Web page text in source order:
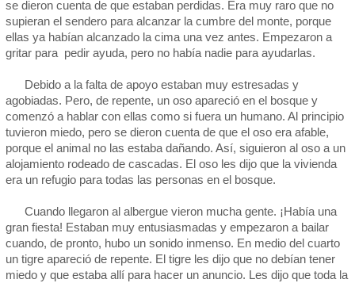
se dieron cuenta de que estaban perdidas. Era muy raro que no
supieran el sendero para alcanzar la cumbre del monte, porque
ellas ya habían alcanzado la cima una vez antes. Empezaron a
gritar para pedir ayuda, pero no había nadie para ayudarlas.
Debido a la falta de apoyo estaban muy estresadas y
agobiadas. Pero, de repente, un oso apareció en el bosque y
comenzó a hablar con ellas como si fuera un humano. Al principio
tuvieron miedo, pero se dieron cuenta de que el oso era afable,
porque el animal no las estaba dañando. Así, siguieron al oso a un
alojamiento rodeado de cascadas. El oso les dijo que la vivienda
era un refugio para todas las personas en el bosque.
Cuando llegaron al albergue vieron mucha gente. ¡Había una
gran fiesta! Estaban muy entusiasmadas y empezaron a bailar
cuando, de pronto, hubo un sonido inmenso. En medio del cuarto
un tigre apareció de repente. El tigre les dijo que no debían tener
miedo y que estaba allí para hacer un anuncio. Les dijo que toda la